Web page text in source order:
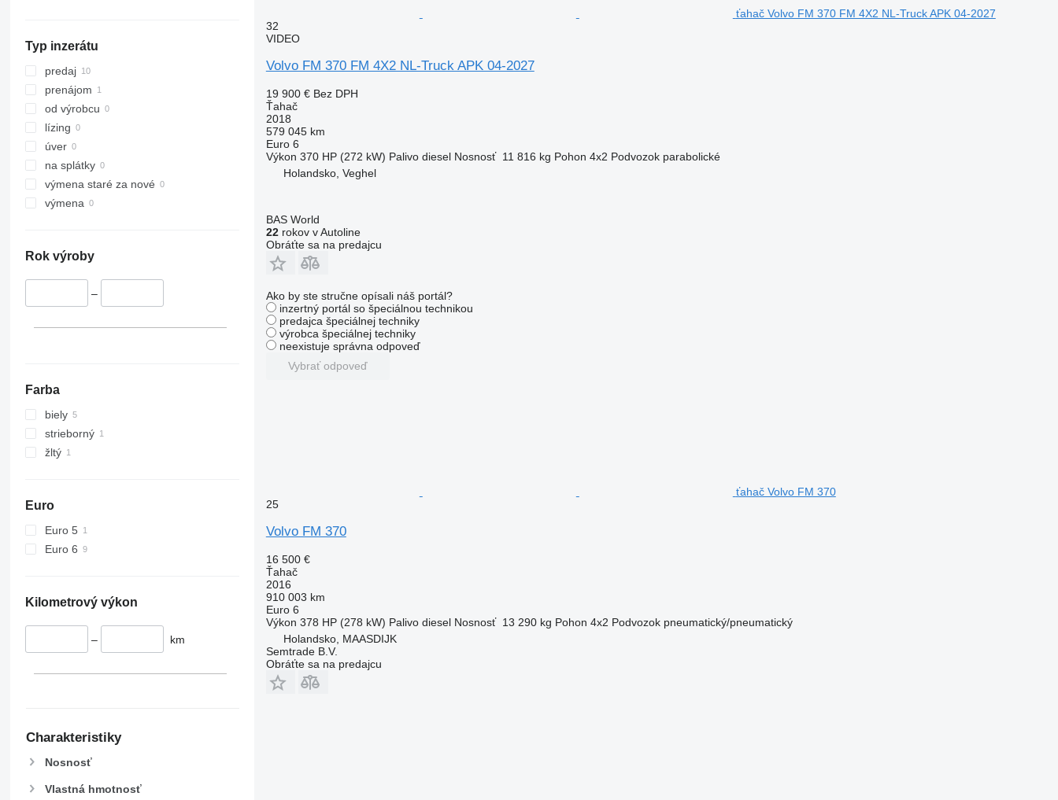
FH16 780
FM 440
FM 450
FM 460
FM 480
FM 500
Typ inzerátu
predaj
prenájom
od výrobcu
lízing
úver
na splátky
výmena staré za nové
výmena
Rok výroby
–
Farba
biely
strieborný
žltý
Euro
Euro 5
Euro 6
Kilometrový výkon
– km
Charakteristiky
Nosnosť
Vlastná hmotnosť
ťahač Volvo FM 370 FM 4X2 NL-Truck APK 04-2027
32
VIDEO
Volvo FM 370 FM 4X2 NL-Truck APK 04-2027
19 900 € Bez DPH
Ťahač
2018
579 045 km
Euro 6
Výkon 370 HP (272 kW) Palivo diesel Nosnosť 11 816 kg Pohon 4x2 Podvozok parabolické
Holandsko, Veghel
BAS World
22rokov v Autoline
Obráťte sa na predajcu
Ako by ste stručne opísali náš portál?
inzertný portál so špeciálnou technikou
predajca špeciálnej techniky
výrobca špeciálnej techniky
neexistuje správna odpoveď
Vybrať odpoveď
ťahač Volvo FM 370
25
Volvo FM 370
16 500 €
Ťahač
2016
910 003 km
Euro 6
Výkon 378 HP (278 kW) Palivo diesel Nosnosť 13 290 kg Pohon 4x2 Podvozok pneumatický/pneumatický
Holandsko, MAASDIJK
Semtrade B.V.
Obráťte sa na predajcu